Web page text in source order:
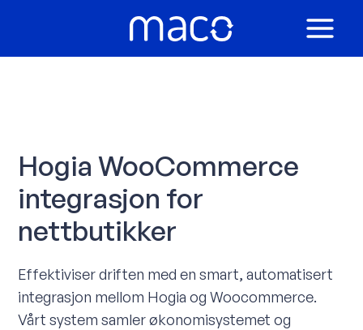
til
MAIN
Hogia WooCommerce
integrasjon for
nettbutikker
Effektiviser driften med en smart, automatisert
integrasjon mellom Hogia og Woocommerce.
Vårt system samler økonomisystemet og